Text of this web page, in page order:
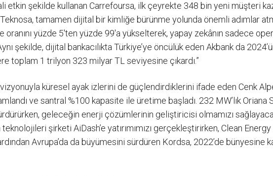
etkin şekilde kullanan Carrefoursa, ilk çeyrekte 348 bin yeni müşteri
tamamen dijital bir kimliğe bürünme yolunda önemli adımlar
oranını yüzde 5'ten yüzde 99'a yükselterek, yapay zekânın sadece
şekilde, dijital bankacılıkta Türkiye’ye öncülük eden Akbank da
toplam 1 trilyon 323 milyar TL seviyesine çıkardı.”
vizyonuyla küresel ayak izlerini de güçlendirdiklerini ifade eden Cenk
ve santral %100 kapasite ile üretime başladı. 232 MW’lık
geleceğin enerji çözümlerinin geliştiricisi olmamızı
şirketi AiDash’e yatırımımızı gerçekleştirirken, Clean
Avrupa’da da büyümesini sürdüren Kordsa, 2022’de bünyesine